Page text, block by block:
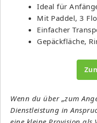
Ideal für
Mit Paddel, 3
Einfacher
Gepäckfläche,
Wenn du über „zum
Dienstleistung in